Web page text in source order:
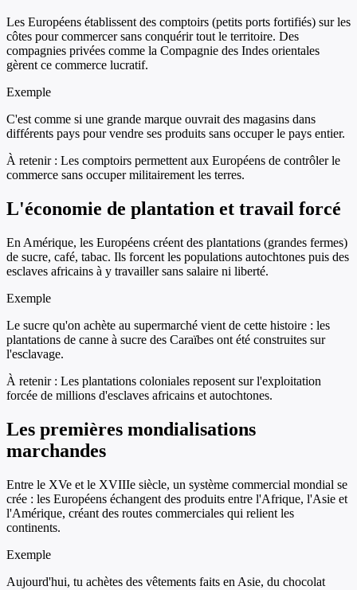
Les Européens établissent des comptoirs (petits ports fortifiés) sur les
côtes pour commercer sans conquérir tout le territoire. Des
compagnies privées comme la Compagnie des Indes orientales
gèrent ce commerce lucratif.
Exemple
C'est comme si une grande marque ouvrait des magasins dans
différents pays pour vendre ses produits sans occuper le pays entier.
À retenir : Les comptoirs permettent aux Européens de contrôler le
commerce sans occuper militairement les terres.
L'économie de plantation et travail forcé
En Amérique, les Européens créent des plantations (grandes fermes)
de sucre, café, tabac. Ils forcent les populations autochtones puis des
esclaves africains à y travailler sans salaire ni liberté.
Exemple
Le sucre qu'on achète au supermarché vient de cette histoire : les
plantations de canne à sucre des Caraïbes ont été construites sur
l'esclavage.
À retenir : Les plantations coloniales reposent sur l'exploitation
forcée de millions d'esclaves africains et autochtones.
Les premières mondialisations
marchandes
Entre le XVe et le XVIIIe siècle, un système commercial mondial se
crée : les Européens échangent des produits entre l'Afrique, l'Asie et
l'Amérique, créant des routes commerciales qui relient les
continents.
Exemple
Aujourd'hui, tu achètes des vêtements faits en Asie, du chocolat